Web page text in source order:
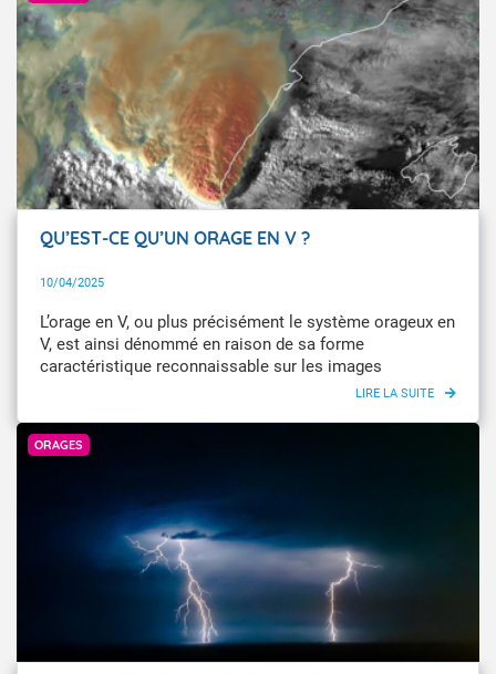
QU’EST-CE QU’UN ORAGE EN V ?
10/04/2025
L’orage en V, ou plus précisément le système orageux en
V, est ainsi dénommé en raison de sa forme
caractéristique reconnaissable sur les images
satellites, dans les canaux infrarouges en forme de V,
“V” est située à l’endroit où les orages se régénèrent,
c’est ici qu’on y trouve les phénomènes
pluies diluviennes.
ORAGES
Getty Images